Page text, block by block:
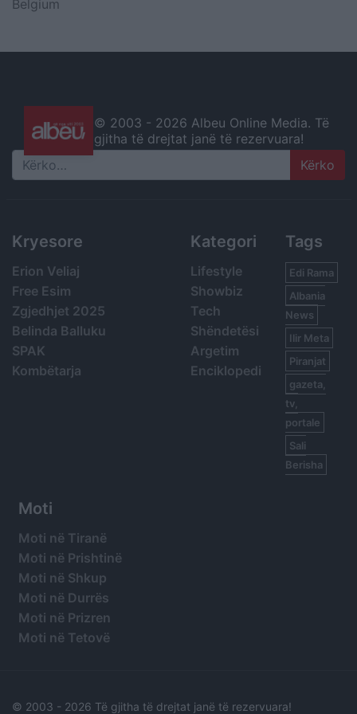
Belgium
© 2003 - 2026 Albeu Online Media. Të
gjitha të drejtat janë të rezervuara!
Search
Kryesore
Erion Veliaj
Free Esim
Zgjedhjet 2025
Belinda Balluku
SPAK
Kombëtarja
Kategori
Lifestyle
Showbiz
Tech
Shëndetësi
Argetim
Enciklopedi
Tags
Edi Rama
Albania
News
Ilir Meta
Piranjat
gazeta,
tv,
portale
Sali
Berisha
Moti
Moti në Tiranë
Moti në Prishtinë
Moti në Shkup
Moti në Durrës
Moti në Prizren
Moti në Tetovë
© 2003 - 2026 Të gjitha të drejtat janë të rezervuara!